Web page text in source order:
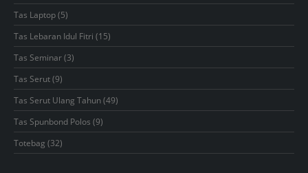
products
Tas Laptop 55
products
Tas Lebaran Idul Fitri 1515
products
Tas Seminar 33
products
Tas Serut 99
products
Tas Serut Ulang Tahun 4949
products
Tas Spunbond Polos 99
products
Totebag 3232
products